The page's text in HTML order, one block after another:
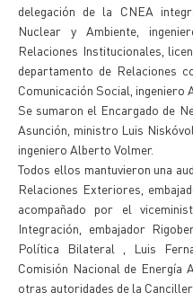
delegación de la CNEA
Nuclear y Ambiente,
Relaciones Institucionales,
departamento de Relaciones
Comunicación Social, ingeniero
Se sumaron el Encargado de
Asunción, ministro Luis
ingeniero Alberto Volmer.
Todos ellos mantuvieron una
Relaciones Exteriores,
acompañado por el
Integración, embajador
Política Bilateral , Luis
Comisión Nacional de Energía
otras autoridades de la